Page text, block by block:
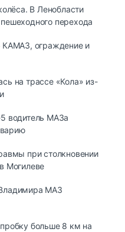
В Ленобласти
перехода
КАМАЗ, ограждение и
на трассе «Кола» из-
водитель МАЗа
при столкновении
Могилеве
МАЗ
больше 8 км на